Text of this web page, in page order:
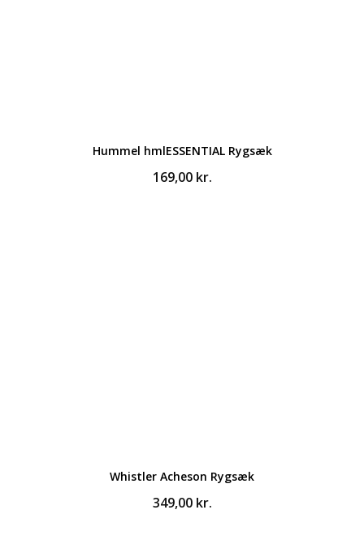
Hummel hmlESSENTIAL Rygsæk
169,00 kr.
Whistler Acheson Rygsæk
349,00 kr.